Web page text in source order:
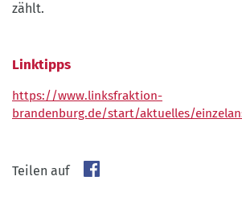
zählt.
Linktipps
https://www.linksfraktion-
brandenburg.de/start/aktuelles/
Teilen auf